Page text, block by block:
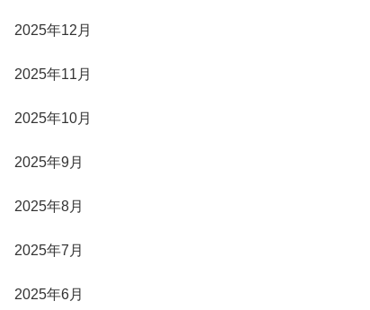
2025年12月
2025年11月
2025年10月
2025年9月
2025年8月
2025年7月
2025年6月